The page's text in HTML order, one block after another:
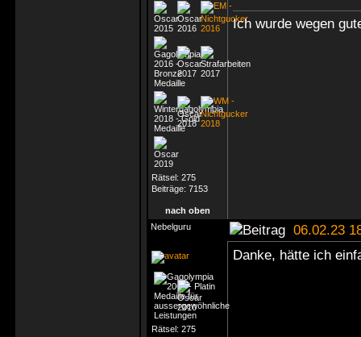
Rätsel: 275
Beiträge: 7153
Ich wurde wegen
nach oben
Nebelguru
06.02.23
Rätsel: 275
Danke, hätte ich